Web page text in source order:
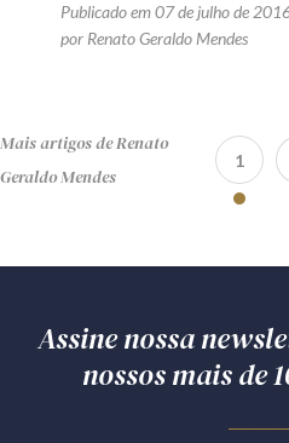
Publicado em 07 de julho de
por Renato Geraldo Mendes
Mais artigos de Renato
Geraldo Mendes
1
Assine nossa
nossos mais de